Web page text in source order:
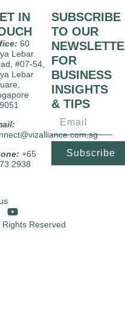
IN
60
Lebar
#07-54,
Lebar
+65
2938
SUBSCRIBE
TO OUR
FOR
BUSINESS
INSIGHTS
& TIPS
Subscribe
Reserved